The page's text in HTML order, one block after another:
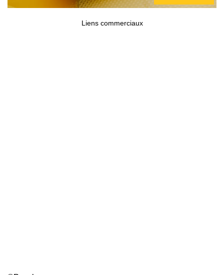
Liens commerciaux